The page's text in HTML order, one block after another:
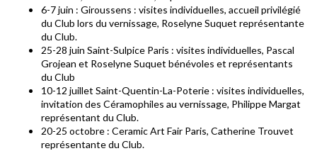
6-7 juin : Giroussens : visites individuelles, accueil privilégié
du Club lors du vernissage, Roselyne Suquet représentante
du Club.
25-28 juin Saint-Sulpice Paris : visites individuelles, Pascal
Grojean et Roselyne Suquet bénévoles et représentants
du Club
10-12 juillet Saint-Quentin-La-Poterie : visites individuelles,
invitation des Céramophiles au vernissage, Philippe Margat
représentant du Club.
20-25 octobre : Ceramic Art Fair Paris, Catherine Trouvet
représentante du Club.